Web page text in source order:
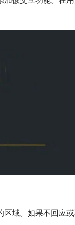
域。如果不回应或